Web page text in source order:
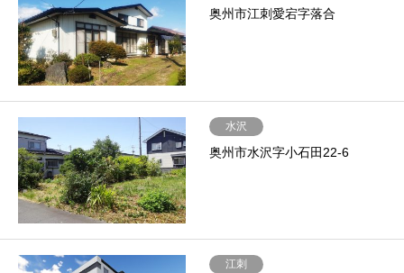
奥州市江刺愛宕字落合
水沢
奥州市水沢字小石田22-6
江刺